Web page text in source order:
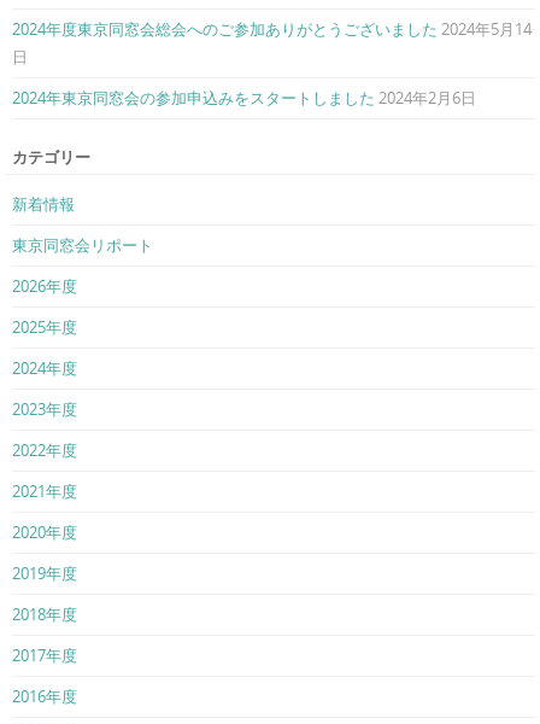
2024年度東京同窓会総会へのご参加ありがとうございました 2024年5月14
日
2024年東京同窓会の参加申込みをスタートしました 2024年2月6日
カテゴリー
新着情報
東京同窓会リポート
2026年度
2025年度
2024年度
2023年度
2022年度
2021年度
2020年度
2019年度
2018年度
2017年度
2016年度